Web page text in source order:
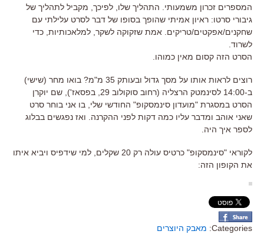
המספרים זכרון משמעותי. התהליך שלו, לפיכך, מקביל לתהליך של
גיבורי סרטו: ראיון אמיתי שהופך בסופו של דבר לסרט עלילתי עם
שחקנים/אפקטים/טריקים. אמת שזקוקה לשקר, למלאכותיות, כדי
לשרוד.
הסרט הזה קסום מאין כמוהו.
רוצים לראות אותו על מסך גדול ובעותק 35 מ"מ? בואו מחר (שישי)
ב-14:00 לסינמטק הרצליה (רחוב סוקולוב 29, בפסאז'), שם יוקרן
הסרט במסגרת "מועדון סינמסקופ" החודשי שלי, בו אני בוחר סרט
שאני אוהב ומדבר עליו כמה דקות לפני ההקרנה. ואז נפגשים בבלוג
לספר איך היה.
לקוראי "סינמסקופ" כרטיס עולה רק 20 שקלים, למי שידפיס ויביא איתו
את הקופון הזה:
Categories: מאבק היוצרים